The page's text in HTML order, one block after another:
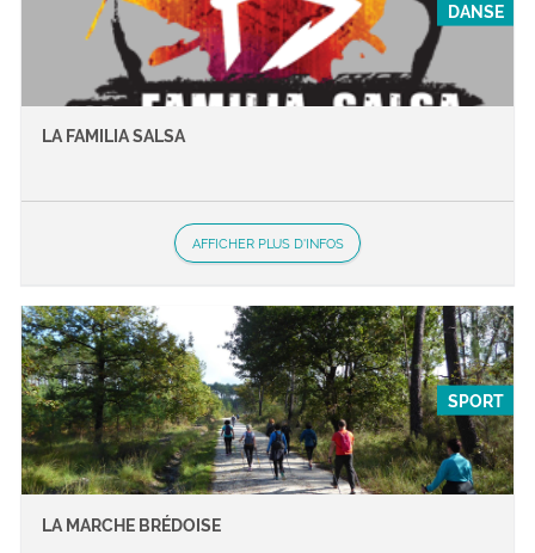
DANSE
LA FAMILIA SALSA
AFFICHER PLUS D'INFOS
SPORT
LA MARCHE BRÉDOISE